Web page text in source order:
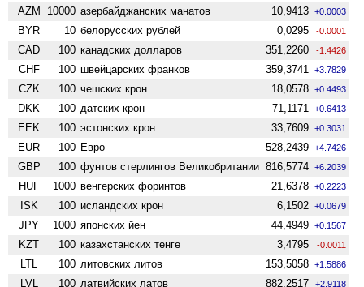
AZM 10000 азербайджанских манатов 10,9413 +0.0003
BYR 10 белорусских рублей 0,0295 -0.0001
CAD 100 канадских долларов 351,2260 -1.4426
CHF 100 швейцарских франков 359,3741 +3.7829
CZK 100 чешских крон 18,0578 +0.4493
DKK 100 датских крон 71,1171 +0.6413
EEK 100 эстонских крон 33,7609 +0.3031
EUR 100 Евро 528,2439 +4.7426
GBP 100 фунтов стерлингов Велико­британии 816,5774 +6.2039
HUF 1000 венгерских форинтов 21,6378 +0.2223
ISK 100 исландских крон 6,1502 +0.0679
JPY 1000 японских йен 44,4949 +0.1567
KZT 100 казахстанских тенге 3,4795 -0.0011
LTL 100 литовских литов 153,5058 +1.5886
LVL 100 латвийских латов 882,2517 +2.9118